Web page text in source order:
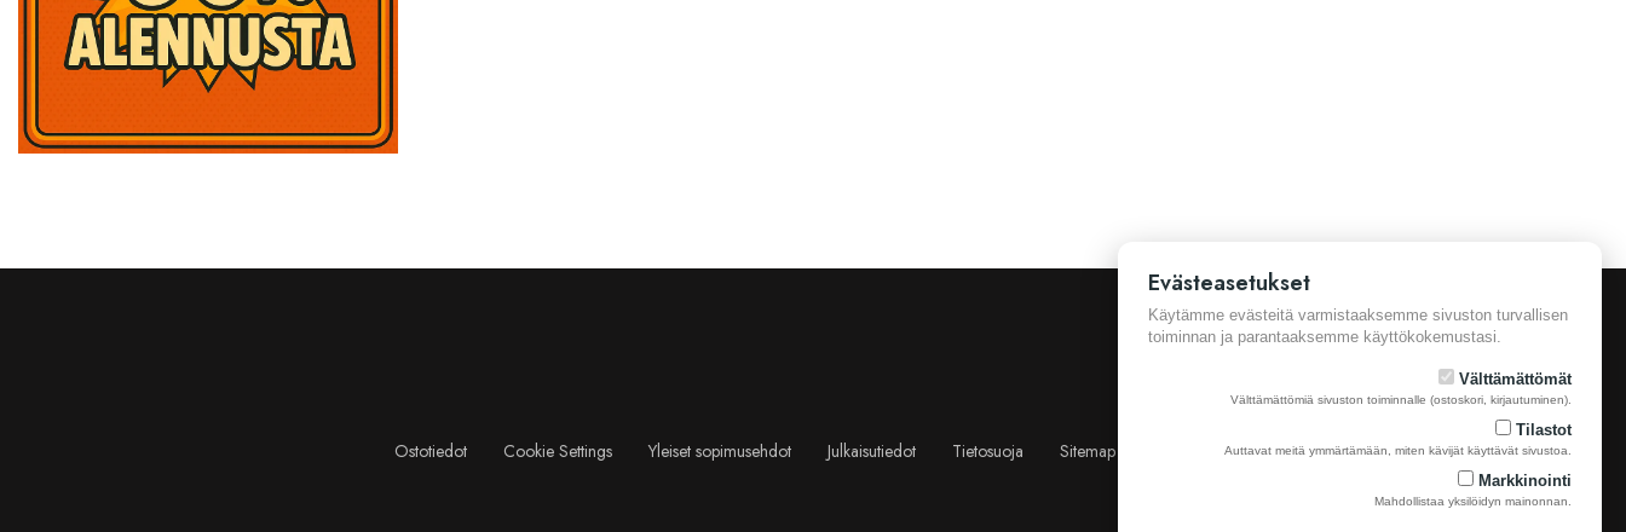
Ostotiedot Cookie Settings Yleiset sopimusehdot Julkaisutiedot Tietosuoja Sitemap Yhteystiedot
Evästeasetukset
Käytämme evästeitä varmistaaksemme sivuston turvallisen
toiminnan ja parantaaksemme käyttökokemustasi.
Välttämättömät
Välttämättömiä sivuston toiminnalle (ostoskori, kirjautuminen).
Tilastot
Auttavat meitä ymmärtämään, miten kävijät käyttävät sivustoa.
Markkinointi
Mahdollistaa yksilöidyn mainonnan.